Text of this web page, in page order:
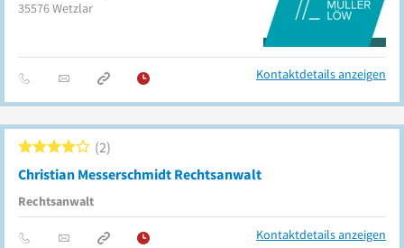
35576Wetzlar
Kontaktdetails anzeigen
Christian Messerschmidt Rechtsanwalt
Rechtsanwalt
2
Kontaktdetails anzeigen